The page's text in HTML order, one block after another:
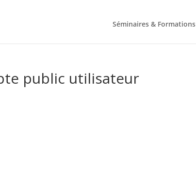
Séminaires & Formations
public utilisateur